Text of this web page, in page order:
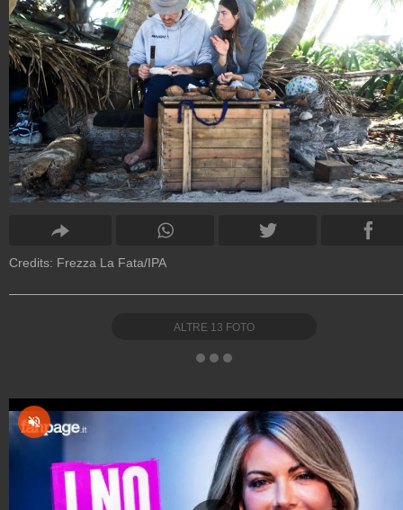
Credits: Frezza La Fata/IPA
ALTRE 13 FOTO